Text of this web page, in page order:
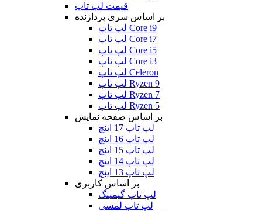
قیمت لپ تاپ
بر اساس سری پردازنده
لپ تاپ Core i9
لپ تاپ Core i7
لپ تاپ Core i5
لپ تاپ Core i3
لپ تاپ Celeron
لپ تاپ Ryzen 9
لپ تاپ Ryzen 7
لپ تاپ Ryzen 5
بر اساس صفحه نمایش
لپ تاپ 17 اینچ
لپ تاپ 16 اینچ
لپ تاپ 15 اینچ
لپ تاپ 14 اینچ
لپ تاپ 13 اینچ
بر اساس کاربری
لپ تاپ گیمینگ
لپ تاپ لمسی